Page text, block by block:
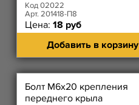
Код 02022
Арт. 201418-П8
Цена: 18 руб
Добавить в корзину
Болт М6х20 крепления
переднего крыла